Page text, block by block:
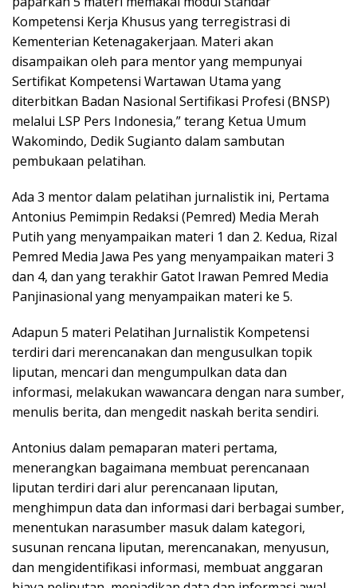
Kompetensi Kerja Khusus yang terregistrasi di
Kementerian Ketenagakerjaan. Materi akan
disampaikan oleh para mentor yang mempunyai
Sertifikat Kompetensi Wartawan Utama yang
diterbitkan Badan Nasional Sertifikasi Profesi (BNSP)
melalui LSP Pers Indonesia,” terang Ketua Umum
Wakomindo, Dedik Sugianto dalam sambutan
pembukaan pelatihan.
Ada 3 mentor dalam pelatihan jurnalistik ini, Pertama
Antonius Pemimpin Redaksi (Pemred) Media Merah
Putih yang menyampaikan materi 1 dan 2. Kedua, Rizal
Pemred Media Jawa Pes yang menyampaikan materi 3
dan 4, dan yang terakhir Gatot Irawan Pemred Media
Panjinasional yang menyampaikan materi ke 5.
Adapun 5 materi Pelatihan Jurnalistik Kompetensi
terdiri dari merencanakan dan mengusulkan topik
liputan, mencari dan mengumpulkan data dan
informasi, melakukan wawancara dengan nara sumber,
menulis berita, dan mengedit naskah berita sendiri.
Antonius dalam pemaparan materi pertama,
menerangkan bagaimana membuat perencanaan
liputan terdiri dari alur perencanaan liputan,
menghimpun data dan informasi dari berbagai sumber,
menentukan narasumber masuk dalam kategori,
susunan rencana liputan, merencanakan, menyusun,
dan mengidentifikasi informasi, membuat anggaran